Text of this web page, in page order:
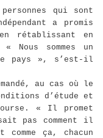
personnes qui sont
a promis
rétablissant en
Nous sommes un
pays », s’est-il
au cas où le
d’étude et
« Il promet
pas comment il
ça, chacun